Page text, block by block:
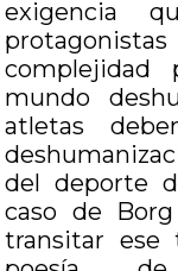
exigencia
complejidad
mundo
atletas
del deporte
caso de
transitar ese